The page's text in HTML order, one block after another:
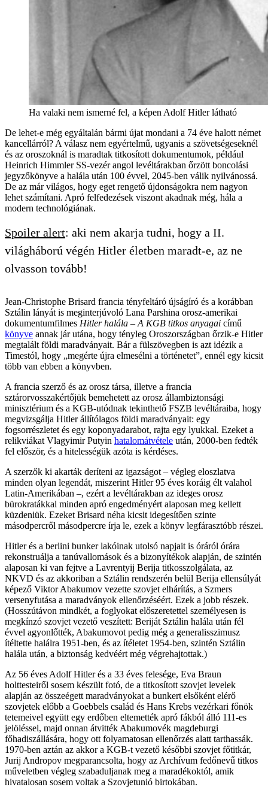
Ha valaki nem ismerné fel, a képen Adolf Hitler látható
De lehet-e még egyáltalán bármi újat mondani a 74 éve halott német
kancellárról? A válasz nem egyértelmű, ugyanis a szövetségeseknél
és az oroszoknál is maradtak titkosított dokumentumok, például
Heinrich Himmler SS-vezér angol levéltárakban őrzött boncolási
jegyzőkönyve a halála után 100 évvel, 2045-ben válik nyilvánossá.
De az már világos, hogy eget rengető újdonságokra nem nagyon
lehet számítani. Apró felfedezések viszont akadnak még, hála a
modern technológiának.
Spoiler alert: aki nem akarja tudni, hogy a II.
világháború végén Hitler életben maradt-e, az ne
olvasson tovább!
Jean-Christophe Brisard francia tényfeltáró újságíró és a korábban
Sztálin lányát is meginterjúvoló Lana Parshina orosz-amerikai
dokumentumfilmes Hitler halála – A KGB titkos anyagai című
könyve annak jár utána, hogy tényleg Oroszországban őrzik-e Hitler
megtalált földi maradványait. Bár a fülszövegben is azt idézik a
Timestól, hogy „megérte újra elmesélni a történetet”, ennél egy kicsit
több van ebben a könyvben.
A francia szerző és az orosz társa, illetve a francia
sztárorvosszakértőjük bemehetett az orosz állambiztonsági
minisztérium és a KGB-utódnak tekinthető FSZB levéltáraiba, hogy
megvizsgálja Hitler állítólagos földi maradványait: egy
fogsorrészletet és egy koponyadarabot, rajta egy lyukkal. Ezeket a
relikviákat Vlagyimir Putyin hatalomátvétele után, 2000-ben fedték
fel először, és a hitelességük azóta is kérdéses.
A szerzők ki akarták deríteni az igazságot – végleg eloszlatva
minden olyan legendát, miszerint Hitler 95 éves koráig élt valahol
Latin-Amerikában –, ezért a levéltárakban az ideges orosz
bürokratákkal minden apró engedményért alaposan meg kellett
küzdeniük. Ezeket Brisard néha kicsit idegesítően szinte
másodpercről másodpercre írja le, ezek a könyv legfárasztóbb részei.
Hitler és a berlini bunker lakóinak utolsó napjait is óráról órára
rekonstruálja a tanúvallomások és a bizonyítékok alapján, de szintén
alaposan ki van fejtve a Lavrentyij Berija titkosszolgálata, az
NKVD és az akkoriban a Sztálin rendszerén belül Berija ellensúlyát
képező Viktor Abakumov vezette szovjet elhárítás, a Szmers
versenyfutása a maradványok ellenőrzéséért. Ezek a jobb részek.
(Hosszútávon mindkét, a foglyokat előszeretettel személyesen is
megkínzó szovjet vezető veszített: Beriját Sztálin halála után fél
évvel agyonlőtték, Abakumovot pedig még a generalisszimusz
ítéltette halálra 1951-ben, és az ítéletet 1954-ben, szintén Sztálin
halála után, a biztonság kedvéért még végrehajtottak.)
Az 56 éves Adolf Hitler és a 33 éves felesége, Eva Braun
holttesteiről sosem készült fotó, de a titkosított szovjet levelek
alapján az összeégett maradványokat a bunkert elsőként elérő
szovjetek előbb a Goebbels család és Hans Krebs vezérkari főnök
tetemeivel együtt egy erdőben eltemették apró fákból álló 111-es
jelöléssel, majd onnan átvitték Abakumovék magdeburgi
főhadiszállására, hogy ott folyamatosan ellenőrzés alatt tarthassák.
1970-ben aztán az akkor a KGB-t vezető későbbi szovjet főtitkár,
Jurij Andropov megparancsolta, hogy az Archívum fedőnevű titkos
műveletben végleg szabaduljanak meg a maradékoktól, amik
hivatalosan sosem voltak a Szovjetunió birtokában.